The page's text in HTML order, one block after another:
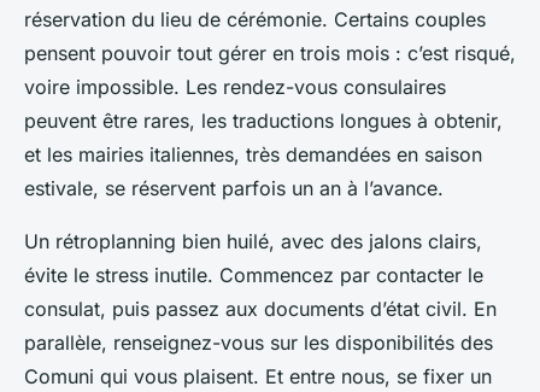
réservation du lieu de cérémonie. Certains couples
pensent pouvoir tout gérer en trois mois : c’est risqué,
voire impossible. Les rendez-vous consulaires
peuvent être rares, les traductions longues à obtenir,
et les mairies italiennes, très demandées en saison
estivale, se réservent parfois un an à l’avance.
Un rétroplanning bien huilé, avec des jalons clairs,
évite le stress inutile. Commencez par contacter le
consulat, puis passez aux documents d’état civil. En
parallèle, renseignez-vous sur les disponibilités des
Comuni qui vous plaisent. Et entre nous, se fixer un